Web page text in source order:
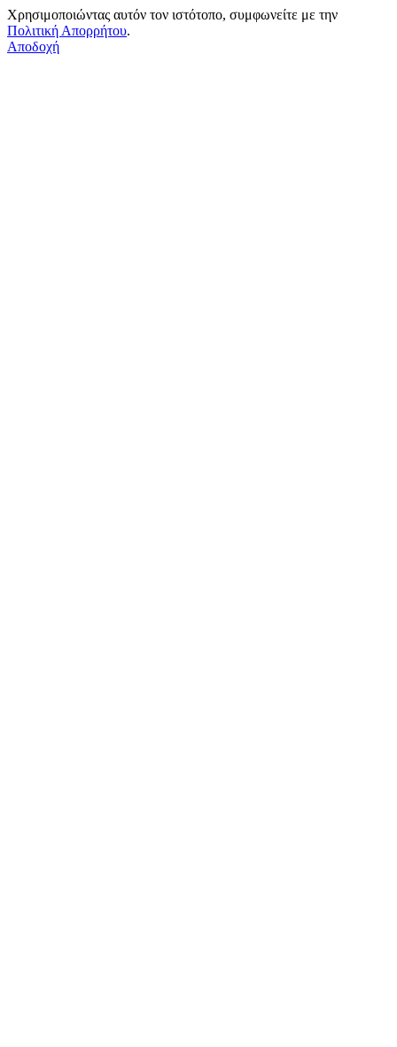
Χρησιμοποιώντας αυτόν τον ιστότοπο, συμφωνείτε με την
Πολιτική Απορρήτου.
Αποδοχή